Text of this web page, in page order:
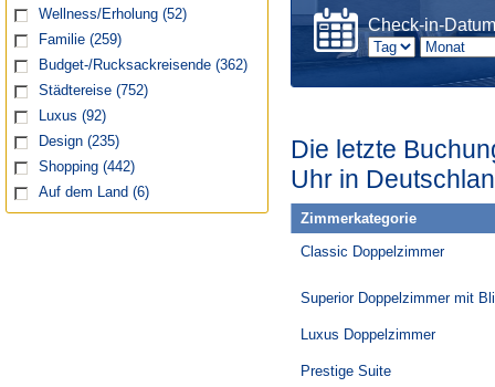
Wellness/Erholung (52)
Familie (259)
Budget-/Rucksackreisende (362)
Städtereise (752)
Luxus (92)
Design (235)
Shopping (442)
Auf dem Land (6)
Check-in-Datum
Die letzte
Uhr in
Zimmerkategorie
Classic Doppelzimmer
Superior Doppelzimmer mit
Luxus Doppelzimmer
Prestige Suite